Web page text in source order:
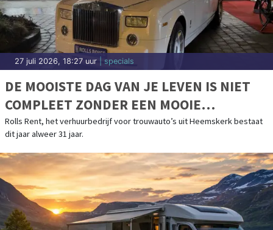
27 juli 2026, 18:27 uur | specials
DE MOOISTE DAG VAN JE LEVEN IS NIET
COMPLEET ZONDER EEN MOOIE
TROUWAUTO
Rolls Rent, het verhuurbedrijf voor trouwauto’s uit Heemskerk bestaat
dit jaar alweer 31 jaar.